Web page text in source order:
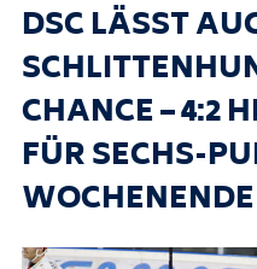
DSC LÄSST
CHANCE – 4:2
FÜR SECHS-
WOCHENENDE